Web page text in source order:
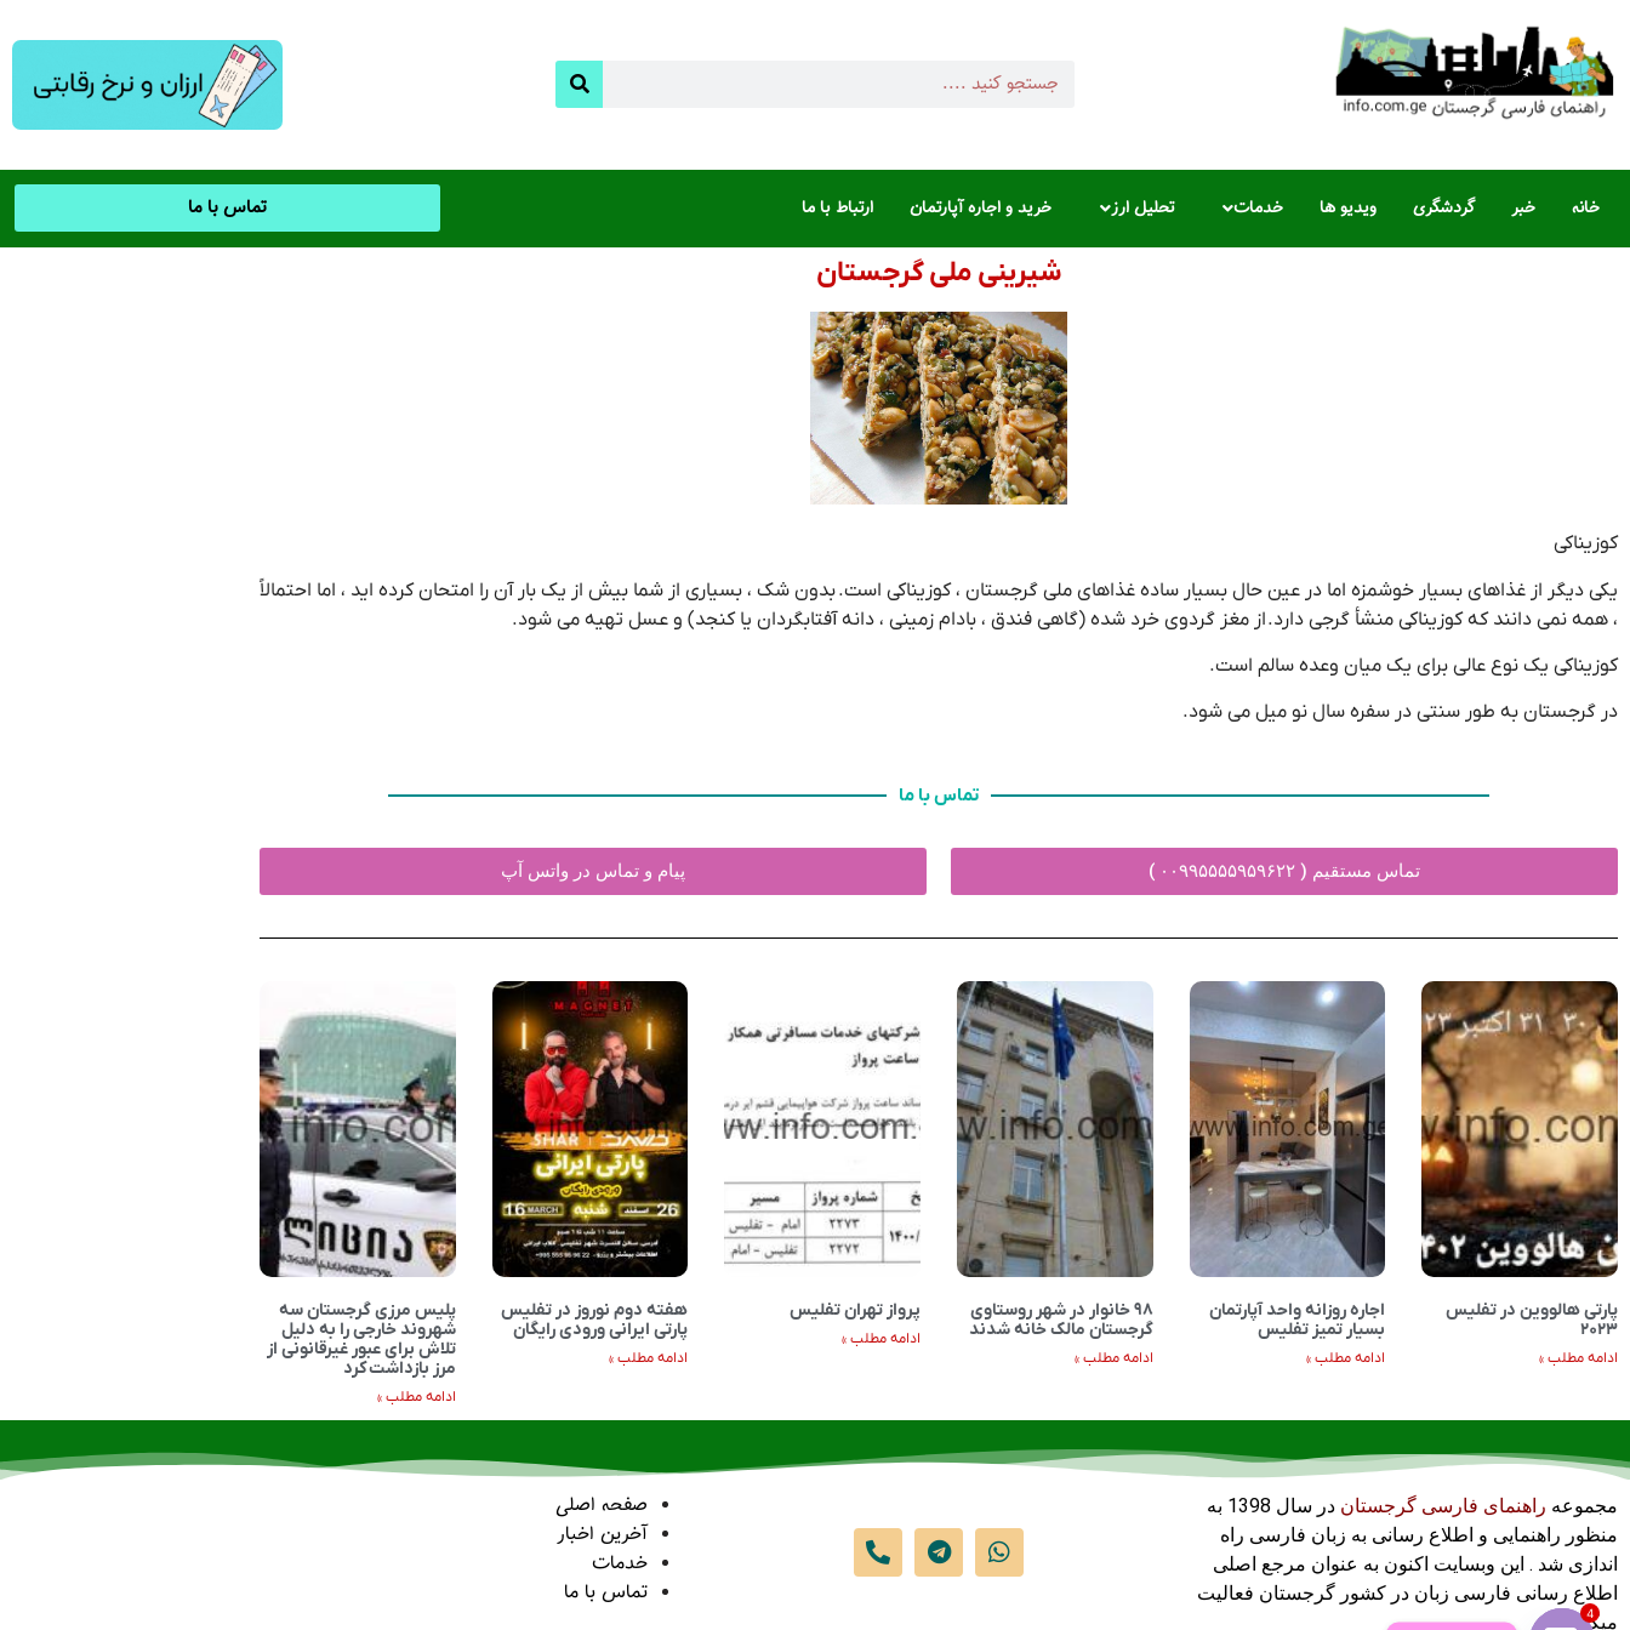
خانه خبر گردشگری ویدیو ها خدمات تحلیل ارز خرید و اجاره آپارتمان ارتباط با ما تماس با ما
شیرینی ملی گرجستان
کوزیناکی
یکی دیگر از غذاهای بسیار خوشمزه اما در عین حال بسیار ساده غذاهای ملی گرجستان ، کوزیناکی است. بدون شک ، بسیاری از شما بیش از یک بار آن را امتحان کرده اید ، اما احتمالاً
، همه نمی دانند که کوزیناکی منشأ گرجی دارد. از مغز گردوی خرد شده (گاهی فندق ، بادام زمینی ، دانه آفتابگردان یا کنجد) و عسل تهیه می شود.
کوزیناکی یک نوع عالی برای یک میان وعده سالم است.
در گرجستان به طور سنتی در سفره سال نو میل می شود.
تماس با ما
تماس مستقیم ( ۰۰۹۹۵۵۵۵۹۵۹۶۲۲ ) پیام و تماس در واتس آپ
پارتی هالووین در تفلیس
۲۰۲۳
ادامه مطلب »
اجاره روزانه واحد آپارتمان
بسیار تمیز تفلیس
ادامه مطلب »
۹۸ خانوار در شهر روستاوی
گرجستان مالک خانه شدند
ادامه مطلب »
پرواز تهران تفلیس
ادامه مطلب »
هفته دوم نوروز در تفلیس
پارتی ایرانی ورودی رایگان
ادامه مطلب »
پلیس مرزی گرجستان سه
شهروند خارجی را به دلیل
تلاش برای عبور غیرقانونی از
مرز بازداشت کرد
ادامه مطلب »
مجموعه راهنمای فارسی گرجستان
در سال 1398 به
منظور راهنمایی و اطلاع رسانی به زبان فارسی راه
اندازی شد . این وبسایت اکنون به عنوان مرجع اصلی
اطلاع رسانی فارسی زبان در کشور گرجستان فعالیت
میکند .
صفحه اصلی
آخرین اخبار
خدمات
تماس با ما
4